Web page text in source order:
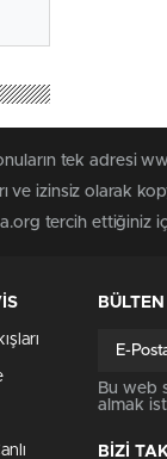
tek adresi
ve izinsiz olarak
tercih ettiğiniz
Bu web
almak
BİZİ